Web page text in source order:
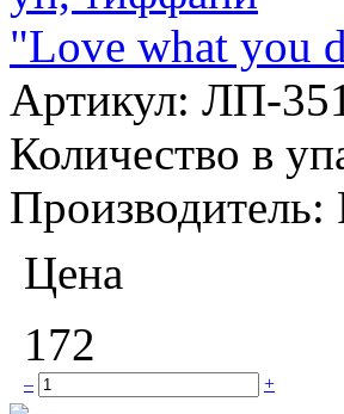
"Love what you
Артикул: ЛП-
Количество в
Производитель:
Цена
172
– +